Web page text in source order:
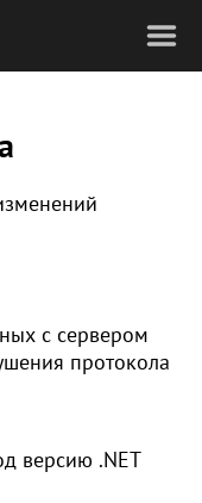
с сервером
протокола
версию .NET